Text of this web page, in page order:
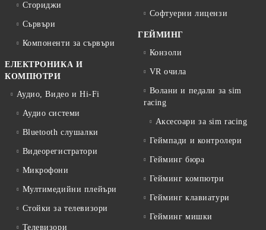
Сториджи
Сървъри
Компоненти за сървъри
ЕЛЕКТРОНИКА И
КОМПЮТРИ
Аудио, Видео и Hi-Fi
Аудио системи
Bluetooth слушалки
Видеорегистратори
Микрофони
Мултимедийни плейъри
Стойки за телевизори
Телевизори
Софтуерни лицензи
ГЕЙМИНГ
Конзоли
VR очила
Волани и педали за sim
racing
Аксесоари за sim racing
Геймпади и контролери
Гейминг бюра
Гейминг компютри
Гейминг клавиатури
Гейминг мишки